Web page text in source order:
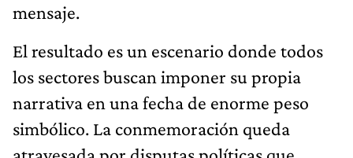
mensaje.
El resultado es un escenario donde todos
los sectores buscan imponer su propia
narrativa en una fecha de enorme peso
simbólico. La conmemoración queda